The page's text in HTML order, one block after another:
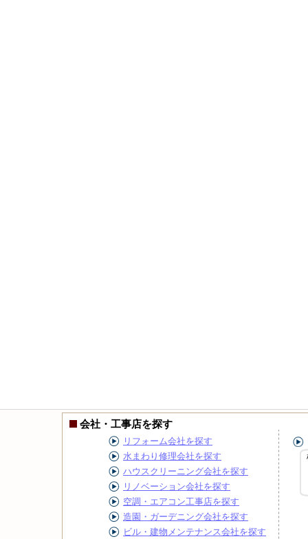
会社・工事店を探す
リフォーム会社を探す
水まわり修理会社を探す
ハウスクリーニング会社を探す
リノベーション会社を探す
空調・エアコン工事店を探す
造園・ガーデニング会社を探す
ビル・建物メンテナンス会社を探す